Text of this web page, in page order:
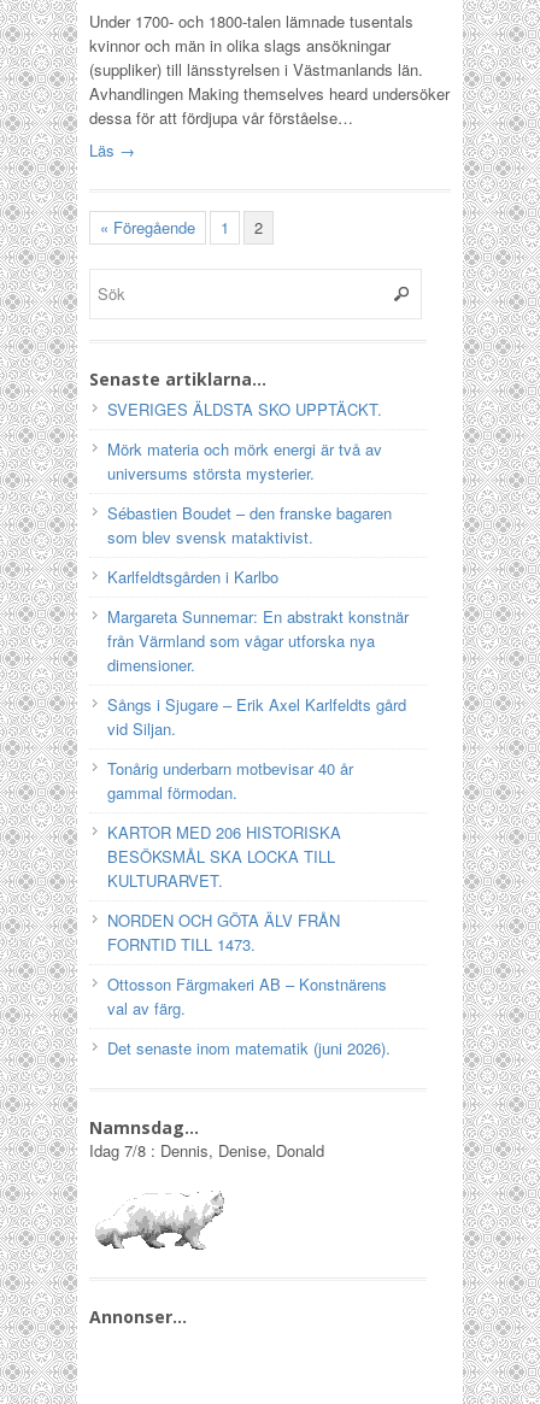
Under 1700- och 1800-talen lämnade tusentals
kvinnor och män in olika slags ansökningar
(suppliker) till länsstyrelsen i Västmanlands län.
Avhandlingen Making themselves heard undersöker
dessa för att fördjupa vår förståelse…
Läs →
« Föregående 1 2
Senaste artiklarna…
SVERIGES ÄLDSTA SKO UPPTÄCKT.
Mörk materia och mörk energi är två av
universums största mysterier.
Sébastien Boudet – den franske bagaren
som blev svensk mataktivist.
Karlfeldtsgården i Karlbo
Margareta Sunnemar: En abstrakt konstnär
från Värmland som vågar utforska nya
dimensioner.
Sångs i Sjugare – Erik Axel Karlfeldts gård
vid Siljan.
Tonårig underbarn motbevisar 40 år
gammal förmodan.
KARTOR MED 206 HISTORISKA
BESÖKSMÅL SKA LOCKA TILL
KULTURARVET.
NORDEN OCH GÖTA ÄLV FRÅN
FORNTID TILL 1473.
Ottosson Färgmakeri AB – Konstnärens
val av färg.
Det senaste inom matematik (juni 2026).
Namnsdag…
Idag 7/8 : Dennis, Denise, Donald
Annonser…